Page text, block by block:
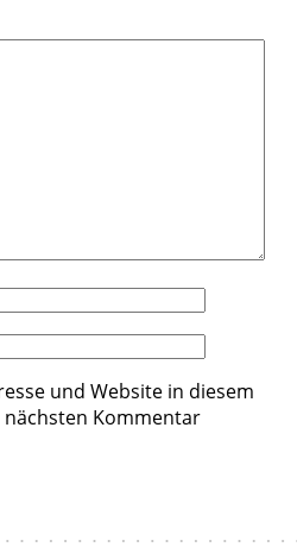
und Website in diesem
Kommentar